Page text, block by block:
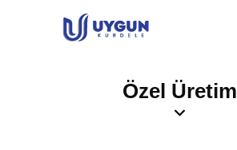
Özel Üretim